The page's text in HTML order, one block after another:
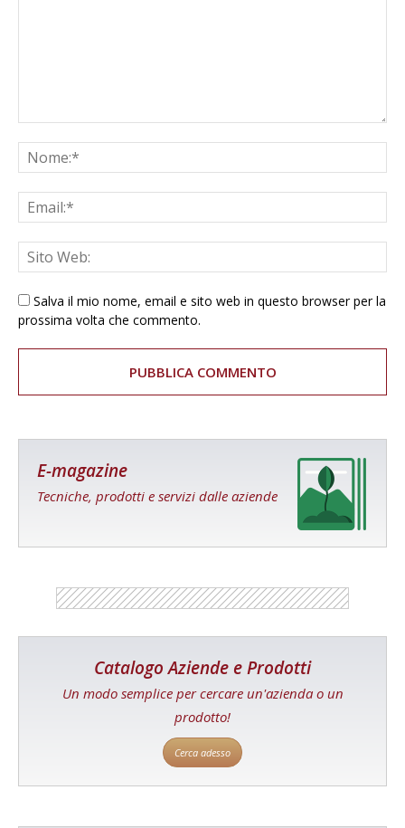
Salva il mio nome, email e sito web in questo browser per la
prossima volta che commento.
E-magazine
Tecniche, prodotti e servizi dalle aziende
Catalogo Aziende e Prodotti
Un modo semplice per cercare un'azienda o un
prodotto!
Cerca adesso